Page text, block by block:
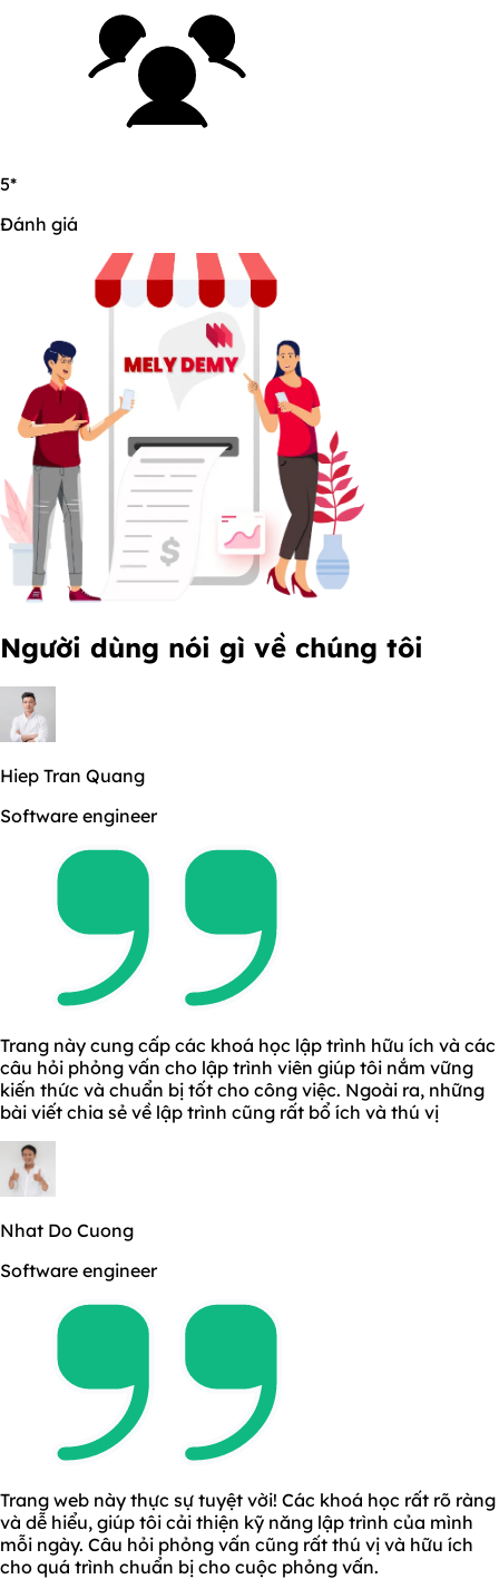
5*
Đánh giá
Người dùng nói gì về chúng tôi
Hiep Tran Quang
Software engineer
Trang này cung cấp các khoá học lập trình hữu ích và các
câu hỏi phỏng vấn cho lập trình viên giúp tôi nắm vững
kiến thức và chuẩn bị tốt cho công việc. Ngoài ra, những
bài viết chia sẻ về lập trình cũng rất bổ ích và thú vị
Nhat Do Cuong
Software engineer
Trang web này thực sự tuyệt vời! Các khoá học rất rõ ràng
và dễ hiểu, giúp tôi cải thiện kỹ năng lập trình của mình
mỗi ngày. Câu hỏi phỏng vấn cũng rất thú vị và hữu ích
cho quá trình chuẩn bị cho cuộc phỏng vấn.